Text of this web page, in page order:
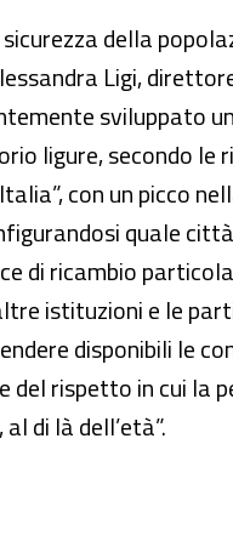
della
Ligi,
sviluppato
ligure, secondo le
con un picco
quale
di ricambio
istituzioni e le
disponibili le
del rispetto in cui la
di là dell’età”.